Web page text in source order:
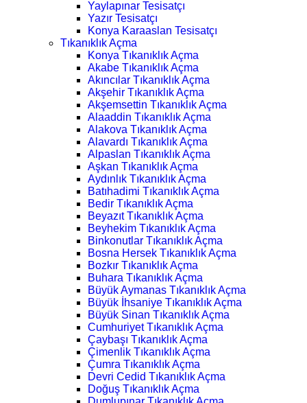
Yaylapınar Tesisatçı
Yazır Tesisatçı
Konya Karaaslan Tesisatçı
Tıkanıklık Açma
Konya Tıkanıklık Açma
Akabe Tıkanıklık Açma
Akıncılar Tıkanıklık Açma
Akşehir Tıkanıklık Açma
Akşemsettin Tıkanıklık Açma
Alaaddin Tıkanıklık Açma
Alakova Tıkanıklık Açma
Alavardı Tıkanıklık Açma
Alpaslan Tıkanıklık Açma
Aşkan Tıkanıklık Açma
Aydınlık Tıkanıklık Açma
Batıhadimi Tıkanıklık Açma
Bedir Tıkanıklık Açma
Beyazıt Tıkanıklık Açma
Beyhekim Tıkanıklık Açma
Binkonutlar Tıkanıklık Açma
Bosna Hersek Tıkanıklık Açma
Bozkır Tıkanıklık Açma
Buhara Tıkanıklık Açma
Büyük Aymanas Tıkanıklık Açma
Büyük İhsaniye Tıkanıklık Açma
Büyük Sinan Tıkanıklık Açma
Cumhuriyet Tıkanıklık Açma
Çaybaşı Tıkanıklık Açma
Çimenlik Tıkanıklık Açma
Çumra Tıkanıklık Açma
Devri Cedid Tıkanıklık Açma
Doğuş Tıkanıklık Açma